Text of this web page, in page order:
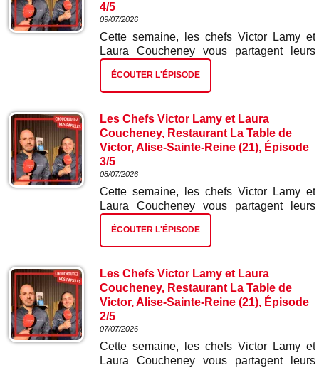
4/5
09/07/2026
Cette semaine, les chefs Victor Lamy et
Laura Coucheney vous partagent leurs
meilleures recettes. Dans ce quatrième
épisode : mignon de porcs et sa purée de
pois chiches et ses mini navets japonais.
ÉCOUTER L'ÉPISODE
Les Chefs Victor Lamy et Laura
Coucheney, Restaurant La Table de
Victor, Alise-Sainte-Reine (21), Épisode
3/5
08/07/2026
Cette semaine, les chefs Victor Lamy et
Laura Coucheney vous partagent leurs
meilleures recettes. Dans ce troisième
épisode : truite et ses mini légumes.
ÉCOUTER L'ÉPISODE
Les Chefs Victor Lamy et Laura
Coucheney, Restaurant La Table de
Victor, Alise-Sainte-Reine (21), Épisode
2/5
07/07/2026
Cette semaine, les chefs Victor Lamy et
Laura Coucheney vous partagent leurs